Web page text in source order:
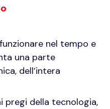
nel tempo e
una parte
dell’intera
pregi della tecnologia,